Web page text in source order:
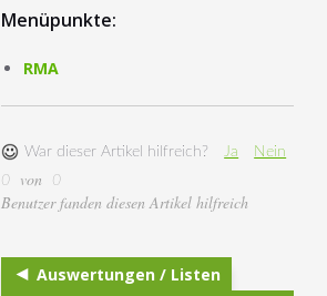
Menüpunkte:
RMA
War dieser Artikel hilfreich? Ja
Nein
0
von 0
Benutzer fanden diesen Artikel hilfreich
Auswertungen / Listen